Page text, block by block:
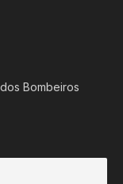
Bombeiros